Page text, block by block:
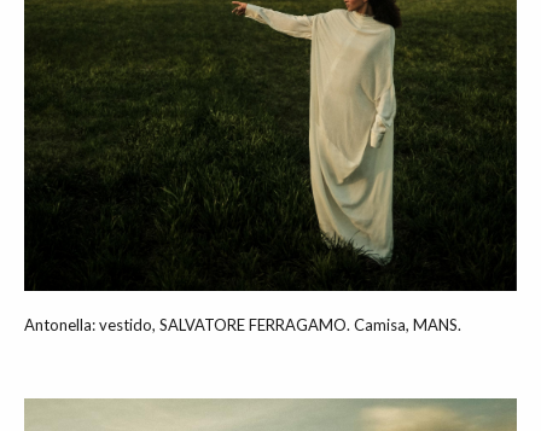
Antonella: vestido, SALVATORE FERRAGAMO. Camisa, MANS.